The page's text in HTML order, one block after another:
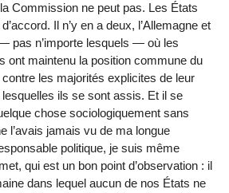
Commission ne peut pas. Les États
Il n’y en a deux, l’Allemagne et
pas n’importe lesquels — où les
ont maintenu la position commune du
les majorités explicites de leur
ils se sont assis. Et il se
chose sociologiquement sans
l’avais jamais vu de ma longue
politique, je suis même
qui est un bon point d’observation : il
dans lequel aucun de nos États ne